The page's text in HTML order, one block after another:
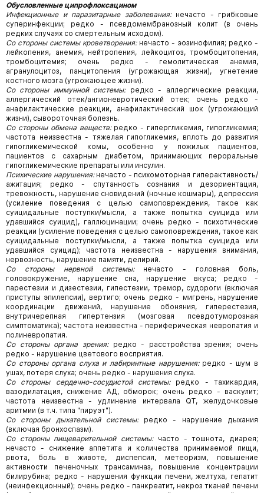
Обусловленные ципрофлоксацином
Инфекционные и паразитарные заболевания:нечасто - грибковые
суперинфекции; редко - псевдомембранозный колит (в очень
редких случаях со смертельным исходом).
Со стороны системы кроветворения:нечасто - эозинофилия; редко -
лейкопения, анемия, нейтропения, лейкоцитоз, тромбоцитопения,
тромбоцитемия; очень редко - гемолитическая анемия,
агранулоцитоз, панцитопения (угрожающая жизни), угнетение
костного мозга (угрожающее жизни).
Со стороны иммунной системы:редко - аллергические реакции,
аллергический отек/ангионевротический отек; очень редко -
анафилактические реакции, анафилактический шок (угрожающий
жизни), сывороточная болезнь.
Со стороны обмена веществ:редко - гипергликемия, гипогликемия;
частота неизвестна - тяжелая гипогликемия, вплоть до развития
гипогликемической комы, особенно у пожилых пациентов,
пациентов с сахарным диабетом, принимающих пероральные
гипогликемические препараты или инсулин.
Психические нарушения:нечасто - психомоторная гиперактивность/
ажитация; редко - спутанность сознания и дезориентация,
тревожность, нарушение сновидений (ночные кошмары), депрессия
(усиление поведения с целью самоповреждения, такое как
суицидальные поступки/мысли, а также попытка суицида или
удавшийся суицид), галлюцинации; очень редко - психотические
реакции (усиление поведения с целью самоповреждения, такое как
суицидальные поступки/мысли, а также попытка суицида или
удавшийся суицид); частота неизвестна - нарушения внимания,
нервозность, нарушение памяти, делирий.
Со стороны нервной системы:нечасто - головная боль,
головокружение, нарушение сна, нарушение вкуса; редко -
парестезии и дизестезии, гипестезии, тремор, судороги (включая
приступы эпилепсии), вертиго; очень редко - мигрень, нарушение
координации движений, нарушение обоняния, гиперестезия,
внутричерепная гипертензия (мозговая псевдотуморозная
симптоматика); частота неизвестна - периферическая невропатия и
полиневропатия.
Со стороны органа зрения:редко - расстройства зрения; очень
редко - нарушение цветового восприятия.
Со стороны органа слуха и лабиринтные нарушения:редко - шум в
ушах, потеря слуха; очень редко - нарушения слуха.
Со стороны сердечно-сосудистой системы:редко - тахикардия,
вазодилатация, снижение АД, обморок; очень редко - васкулит;
частота неизвестна - удлинение интервала QT, желудочковые
аритмии (в т.ч. типа "пируэт").
Со стороны дыхательной системы:редко - нарушение дыхания
(включая бронхоспазм).
Со стороны пищеварительной системы:часто - тошнота, диарея;
нечасто - снижение аппетита и количества принимаемой пищи,
рвота, боль в животе, диспепсия, метеоризм, повышение
активности печеночных трансаминаз, повышение концентрации
билирубина; редко - нарушения функции печени, желтуха, гепатит
(неинфекционный); очень редко - панкреатит, некроз тканей печени